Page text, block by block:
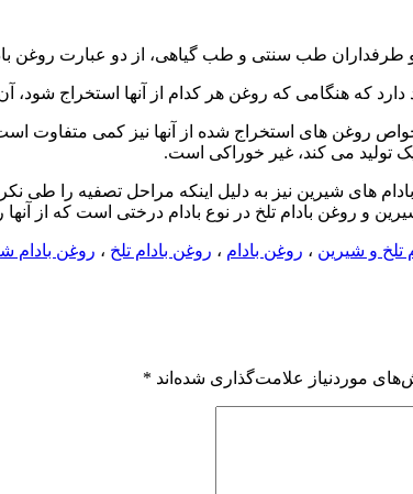
طرفداران طب سنتی و طب گیاهی، از دو عبارت روغن
دارد که هنگامی که روغن هر کدام از آنها استخراج شود،
روغن های استخراج شده از آنها نیز کمی متفاوت
تولید می کند، غیر خوراکی است.
های شیرین نیز به دلیل اینکه مراحل تصفیه را طی
و روغن بادام تلخ در نوع بادام درختی است که از
تلخ و شیرین ، روغن بادام ، روغن بادام تلخ ، روغن بادام
موردنیاز علامت‌گذاری شده‌اند *